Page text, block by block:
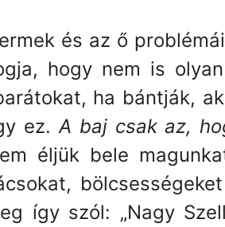
és az ő
hogy nem is
ha bántják,
ez.A baj csak az,
éljük bele
így szól: „Nagy